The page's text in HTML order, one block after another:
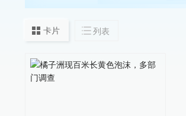
卡片 列表